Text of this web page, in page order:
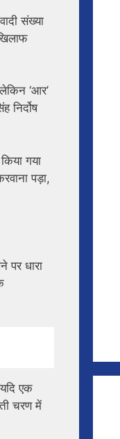
संख्या
‘आर’
निर्दोष
गया
पड़ा,
पर धारा
एक
चरण में